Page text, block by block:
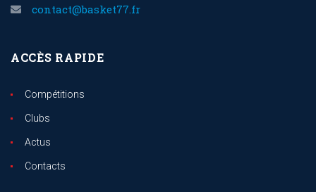
contact@basket77.fr
ACCÈS RAPIDE
Compétitions
Clubs
Actus
Contacts